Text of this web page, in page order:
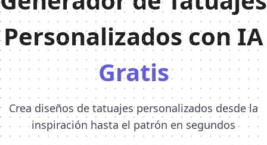
Personalizados con IA
Gratis
Crea diseños de tatuajes personalizados desde la
inspiración hasta el patrón en segundos